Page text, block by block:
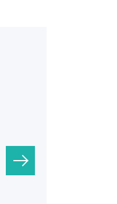
Armoplast HE-15-2000
Накопительные емкости